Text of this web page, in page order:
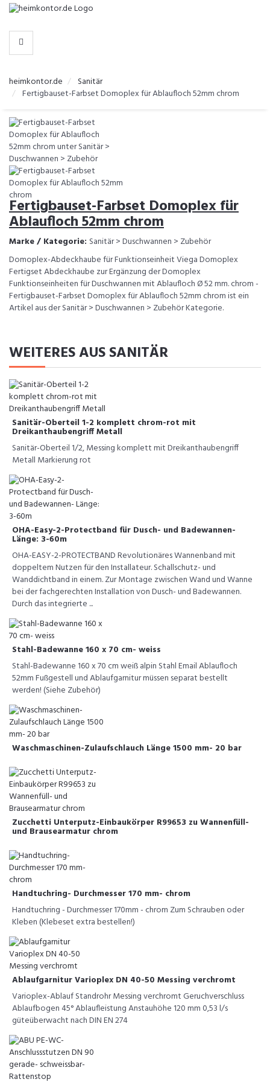
-
KATEGORIEN
heimkontor.de
Sanitär
Fertigbauset-Farbset Domoplex für Ablaufloch 52mm chrom
Fertigbauset-Farbset Domoplex für
Ablaufloch 52mm chrom
Marke / Kategorie: Sanitär > Duschwannen > Zubehör
Domoplex-Abdeckhaube für Funk­tions­einheit Viega Domoplex
Fertigset Abdeckhaube zur Ergänzung der Domoplex
Funktionseinheiten für Duschwannen mit Ablaufloch Ø 52 mm. chrom -
Fertigbauset-Farbset Domoplex für Ablaufloch 52mm chrom ist ein
Artikel aus der Sanitär > Duschwannen > Zubehör Kategorie.
WEITERES AUS SANITÄR
Sanitär-Oberteil 1-2 komplett chrom-rot mit
Dreikanthaubengriff Metall
Sanitär-Oberteil 1/2, Messing komplett mit Dreikanthaubengriff
Metall Markierung rot
OHA-Easy-2-Protectband für Dusch- und Badewannen-
Länge: 3-60m
OHA-EASY-2-PROTECTBAND Revolutionäres Wannenband mit
doppeltem Nutzen für den Installateur. Schallschutz- und
Wanddichtband in einem. Zur Montage zwischen Wand und Wanne
bei der fachgerechten Installation von Dusch- und Badewannen.
Durch das integrierte ...
Stahl-Badewanne 160 x 70 cm- weiss
Stahl-Badewanne 160 x 70 cm weiß alpin Stahl Email Ablaufloch
52mm Fußgestell und Ablaufgarnitur müssen separat bestellt
werden! (Siehe Zubehör)
Waschmaschinen-Zulaufschlauch Länge 1500 mm- 20 bar
Zucchetti Unterputz-Einbaukörper R99653 zu Wannenfüll-
und Brausearmatur chrom
Handtuchring- Durchmesser 170 mm- chrom
Handtuchring - Durchmesser 170mm - chrom Zum Schrauben oder
Kleben (Klebeset extra bestellen!)
Ablaufgarnitur Varioplex DN 40-50 Messing verchromt
Varioplex-Ablauf Standrohr Messing verchromt Geruchverschluss
Ablaufbogen 45° Ablaufleistung Anstauhöhe 120 mm 0,53 l/s
güteüberwacht nach DIN EN 274